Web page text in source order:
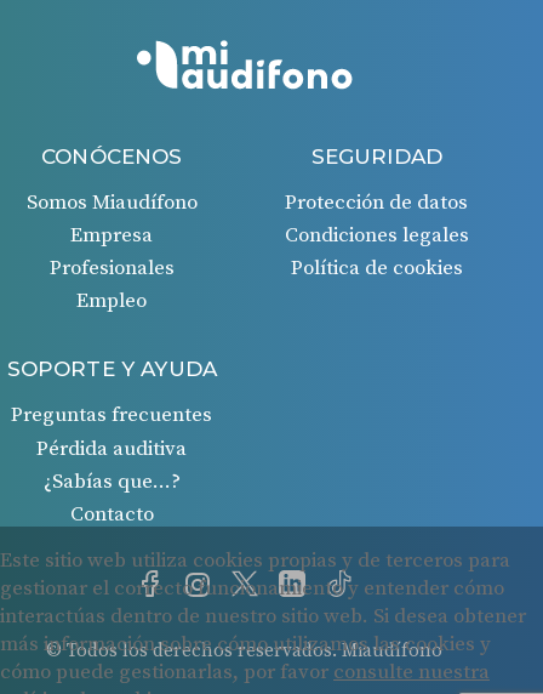
© Todos los derechos reservados. Miaudífono
CONÓCENOS
Somos Miaudífono
Empresa
Profesionales
Empleo
SEGURIDAD
Protección de datos
Condiciones legales
Política de cookies
SOPORTE Y AYUDA
Preguntas frecuentes
Pérdida auditiva
¿Sabías que…?
Contacto